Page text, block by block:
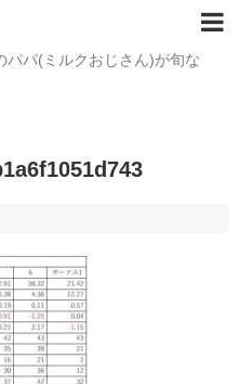
パパ(ミルクおじさん)が旬な